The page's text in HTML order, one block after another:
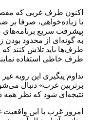
اکنون طرف غربی که
با زیاده‌خواهی، صرفا بر
پیشرفت سریع برنامه‌های
به گونه‌ای از محدود
طرف‌ها باید تلاش کنند
طرف خاطی استفاده
تداوم پیگیری این رویه
برتربین غرب» دنبال
نتیجه‌ای شود که نظر همه
امروز غرب با این واقعیت